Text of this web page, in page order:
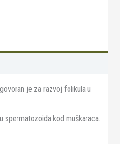
je za razvoj folikula u
spermatozoida kod muškaraca.